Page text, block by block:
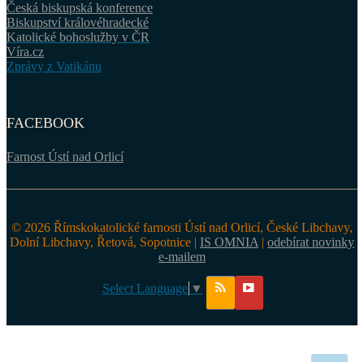
Česká biskupská konference
Biskupství královéhradecké
Katolické bohoslužby v ČR
Víra.cz
Zprávy z Vatikánu
FACEBOOK
Farnost Ústí nad Orlicí
© 2026 Římskokatolické farnosti Ústí nad Orlicí, České Libchavy,
Dolní Libchavy, Řetová, Sopotnice | IS OMNIA | odebírat novinky
e-mailem
Select Language ▼